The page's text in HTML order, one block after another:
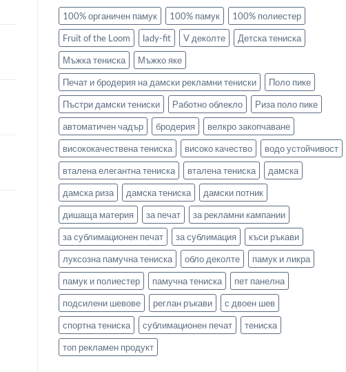
100% органичен памук 100% памук
100% полиестер
Fruit of the Loom
lady-fit V деколте
Детска тениска
Мъжка тениска
Мъжко яке
Печат и бродерия на дамски рекламни тениски
Поло пике
Пъстри дамски тениски
Работно облекло
Риза поло пике
автоматичен чадър
бродерия
велкро закопчаване
висококачествена тениска
високо качество
водо устойчивост
вталена елегантна тениска
вталена тениска
дамска
дамска риза
дамска тениска
дамски потник
дишаща материя
за печат
за рекламни кампании
за сублимационен печат
за сублимация
къси ръкави
луксозна памучна тениска
обло деколте
памук и ликра
памук и полиестер
памучна тениска
пет панелна
подсилени шевове
реглан ръкави
с двоен шев
спортна тениска
сублимационен печат
тениска
топ рекламен продукт